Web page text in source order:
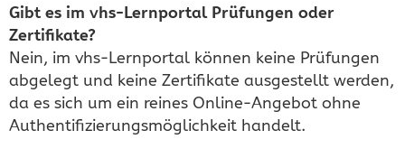
Gibt es im vhs-Lernportal Prüfungen oder
Zertifikate?
Nein, im vhs-Lernportal können keine Prüfungen
abgelegt und keine Zertifikate ausgestellt werden,
da es sich um ein reines Online-Angebot ohne
Authentifizierungsmöglichkeit handelt.